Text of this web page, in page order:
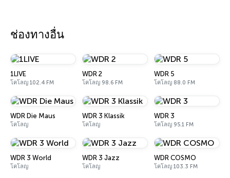
ช่องทางอื่น
1LIVE
โคโลญ 102.4 FM
WDR 2
โคโลญ 98.6 FM
WDR 5
โคโลญ 88.0 FM
WDR Die Maus
โคโลญ
WDR 3 Klassik
โคโลญ
WDR 3
โคโลญ 95.1 FM
WDR 3 World
โคโลญ
WDR 3 Jazz
โคโลญ
WDR COSMO
โคโลญ 103.3 FM